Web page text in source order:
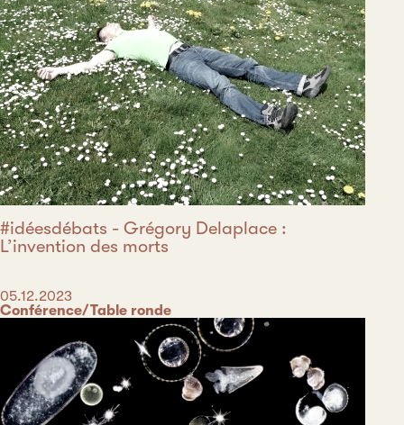
#idéesdébats - Grégory Delaplace :
L’invention des morts
Date
05.12.2023
Catégorie
Conférence/Table ronde